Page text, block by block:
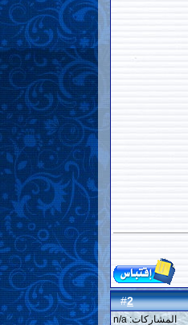
#
2
المشاركات: n/a